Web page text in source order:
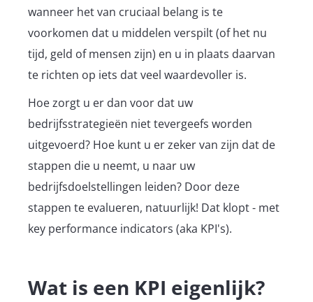
wanneer het van cruciaal belang is te
voorkomen dat u middelen verspilt (of het nu
tijd, geld of mensen zijn) en u in plaats daarvan
te richten op iets dat veel waardevoller is.
Hoe zorgt u er dan voor dat uw
bedrijfsstrategieën niet tevergeefs worden
uitgevoerd? Hoe kunt u er zeker van zijn dat de
stappen die u neemt, u naar uw
bedrijfsdoelstellingen leiden? Door deze
stappen te evalueren, natuurlijk! Dat klopt - met
key performance indicators (aka KPI's).
Wat is een KPI eigenlijk?